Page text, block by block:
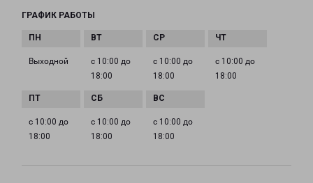
ГРАФИК РАБОТЫ
Выходной
с 10:00 до
18:00
с 10:00 до
18:00
с 10:00 до
18:00
с 10:00 до
18:00
с 10:00 до
18:00
с 10:00 до
18:00